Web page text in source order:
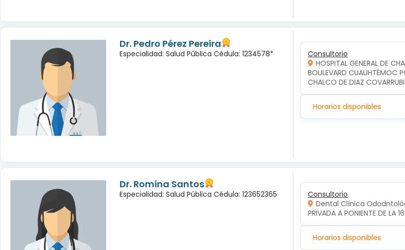
Dr. Pedro Pérez Pereira
Especialidad: Salud Pública Cédula: 1234578*
Consultorio
HOSPITAL GENERAL DE
BOULEVARD CUAUHTÉMOC
CHALCO DE DIAZ
Horarios disponibles
Dr. Romina Santos
Especialidad: Salud Pública Cédula: 123652365
Consultorio
Dental Clínica
PRIVADA A PONIENTE DE LA
Horarios disponibles